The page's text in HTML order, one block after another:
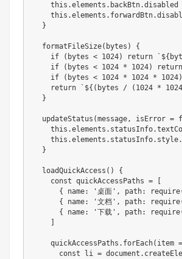
  }
  formatFileSize(bytes) {
if (bytes < 1024) return
if (bytes < 1024 * 1024)
if (bytes < 1024 * 1024 *
return `${(bytes / (1024 *
  }
updateStatus(message, isError =
  }
  loadQuickAccess() {
    const quickAccessPaths = [
{ name: '桌面', path:
{ name: '文档', path:
{ name: '下载', path:
quickAccessPaths.forEach(item
const li =